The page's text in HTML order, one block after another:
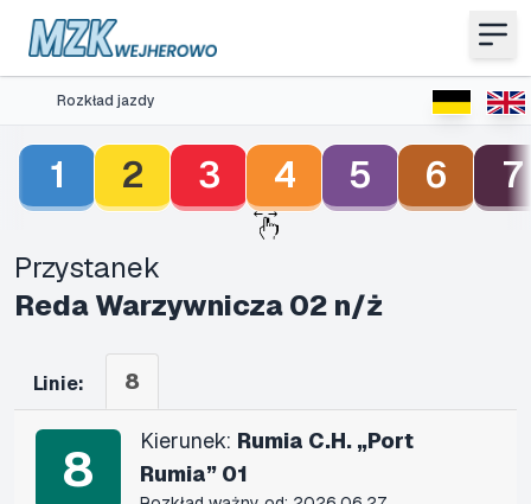
Rozkład jazdy
1 2 3 4 5 6 7
Przystanek
Reda Warzywnicza 02 n/ż
Linie: 8
8 Kierunek: Rumia C.H. „Port
Rumia” 01